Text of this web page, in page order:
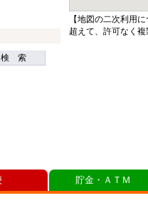
検 索
【地図の二次利用
超えて、許可なく
貯金・ＡＴＭ